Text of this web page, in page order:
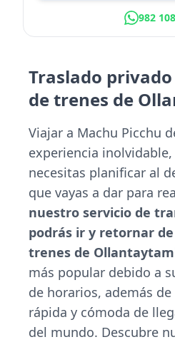
Traslado
de trenes de
Viajar a Machu Picchu
experiencia
necesitas planificar al
que vayas a dar para
nuestro servicio de
podrás ir y retornar
trenes de
más popular debido a
de horarios, además
rápida y cómoda de
del mundo. Descubre
982